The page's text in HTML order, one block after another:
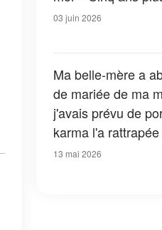
sont restés bouche
03 juin 2026
Ma belle-mère a
de mariée de ma
j'avais prévu de
karma l'a
même que la
13 mai 2026